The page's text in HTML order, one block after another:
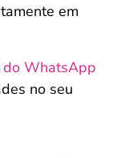
em
do WhatsApp
no seu